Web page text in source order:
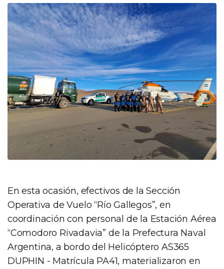
En esta ocasión, efectivos de la Sección
Operativa de Vuelo “Río Gallegos”, en
coordinación con personal de la Estación Aérea
“Comodoro Rivadavia” de la Prefectura Naval
Argentina, a bordo del Helicóptero AS365
DUPHIN - Matrícula PA41, materializaron en